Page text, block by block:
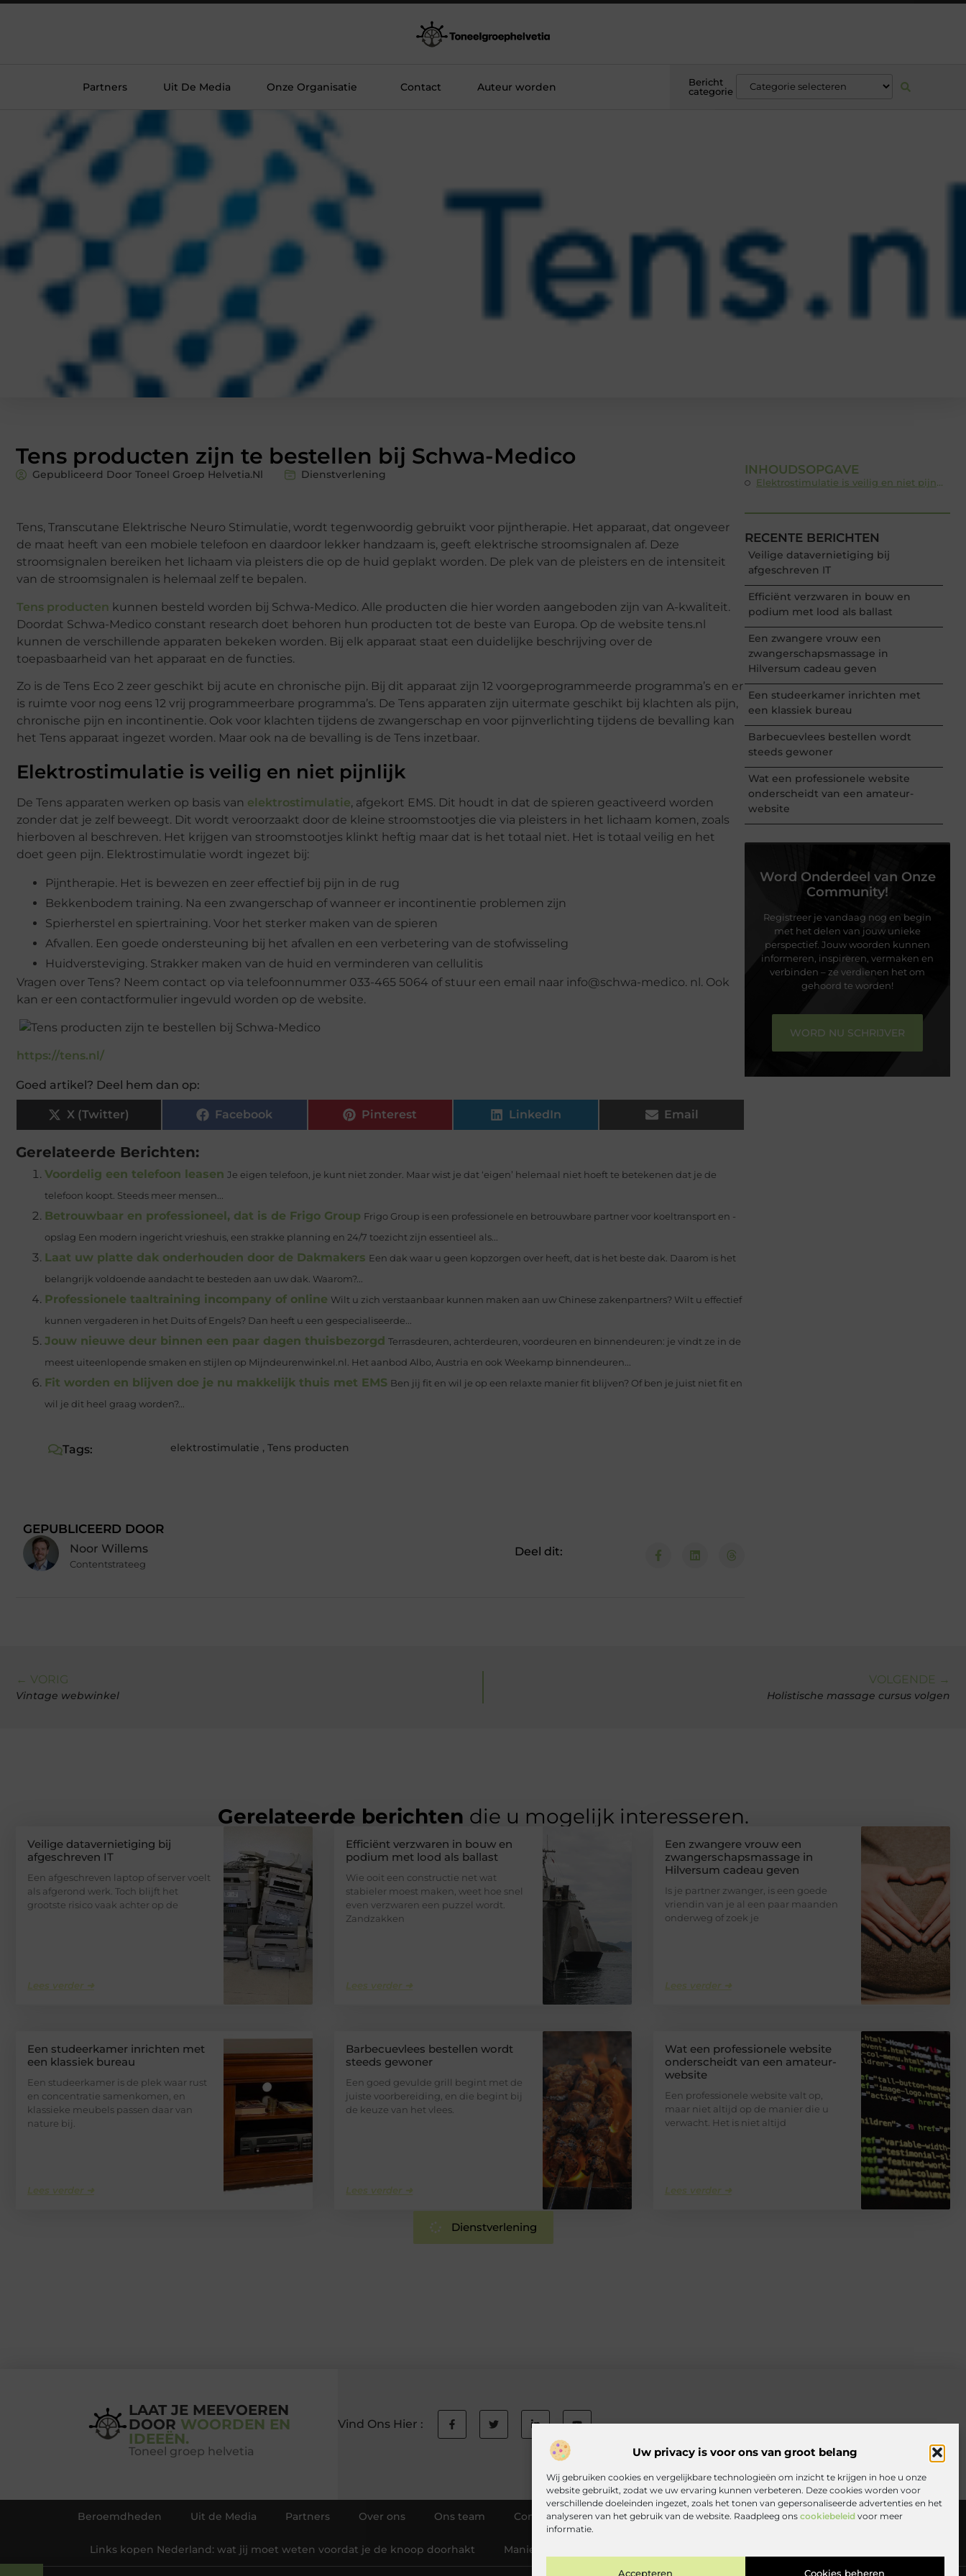
Uw privacy is voor ons van groot belang
Wij gebruiken cookies en vergelijkbare technologieën om inzicht te krijgen in hoe u onze
website gebruikt, zodat we uw ervaring kunnen verbeteren. Deze cookies worden voor
verschillende doeleinden ingezet, zoals het tonen van gepersonaliseerde advertenties en het
analyseren van het gebruik van de website. Raadpleeg ons cookiebeleid voor meer
informatie.
Accepteren Cookies beheren
Partners Uit De Media Onze Organisatie Contact Auteur worden
Bericht
categorie
Tens producten zijn te bestellen bij Schwa-Medico
Gepubliceerd Door Toneel Groep Helvetia.nl Dienstverlening
Tens, Transcutane Elektrische Neuro Stimulatie, wordt tegenwoordig gebruikt voor pijntherapie. Het apparaat, dat ongeveer
de maat heeft van een mobiele telefoon en daardoor lekker handzaam is, geeft elektrische stroomsignalen af. Deze
stroomsignalen bereiken het lichaam via pleisters die op de huid geplakt worden. De plek van de pleisters en de intensiteit
van de stroomsignalen is helemaal zelf te bepalen.
Tens producten kunnen besteld worden bij Schwa-Medico. Alle producten die hier worden aangeboden zijn van A-kwaliteit.
Doordat Schwa-Medico constant research doet behoren hun producten tot de beste van Europa. Op de website tens.nl
kunnen de verschillende apparaten bekeken worden. Bij elk apparaat staat een duidelijke beschrijving over de
toepasbaarheid van het apparaat en de functies.
Zo is de Tens Eco 2 zeer geschikt bij acute en chronische pijn. Bij dit apparaat zijn 12 voorgeprogrammeerde programma’s en er
is ruimte voor nog eens 12 vrij programmeerbare programma’s. De Tens apparaten zijn uitermate geschikt bij klachten als pijn,
chronische pijn en incontinentie. Ook voor klachten tijdens de zwangerschap en voor pijnverlichting tijdens de bevalling kan
het Tens apparaat ingezet worden. Maar ook na de bevalling is de Tens inzetbaar.
Elektrostimulatie is veilig en niet pijnlijk
De Tens apparaten werken op basis van elektrostimulatie, afgekort EMS. Dit houdt in dat de spieren geactiveerd worden
zonder dat je zelf beweegt. Dit wordt veroorzaakt door de kleine stroomstootjes die via pleisters in het lichaam komen, zoals
hierboven al beschreven. Het krijgen van stroomstootjes klinkt heftig maar dat is het totaal niet. Het is totaal veilig en het
doet geen pijn. Elektrostimulatie wordt ingezet bij:
Pijntherapie. Het is bewezen en zeer effectief bij pijn in de rug
Bekkenbodem training. Na een zwangerschap of wanneer er incontinentie problemen zijn
Spierherstel en spiertraining. Voor het sterker maken van de spieren
Afvallen. Een goede ondersteuning bij het afvallen en een verbetering van de stofwisseling
Huidversteviging. Strakker maken van de huid en verminderen van cellulitis
Vragen over Tens? Neem contact op via telefoonnummer 033-465 5064 of stuur een email naar info@schwa-medico. nl. Ook
kan er een contactformulier ingevuld worden op de website.
https://tens.nl/
Goed artikel? Deel hem dan op:
X (Twitter) Facebook Pinterest LinkedIn Email
Gerelateerde Berichten:
Voordelig een telefoon leasen Je eigen telefoon, je kunt niet zonder. Maar wist je dat ‘eigen’ helemaal niet hoeft te betekenen dat je de
telefoon koopt. Steeds meer mensen...
Betrouwbaar en professioneel, dat is de Frigo Group Frigo Group is een professionele en betrouwbare partner voor koeltransport en -
opslag Een modern ingericht vrieshuis, een strakke planning en 24/7 toezicht zijn essentieel als...
Laat uw platte dak onderhouden door de Dakmakers Een dak waar u geen kopzorgen over heeft, dat is het beste dak. Daarom is het
belangrijk voldoende aandacht te besteden aan uw dak. Waarom?...
Professionele taaltraining incompany of online Wilt u zich verstaanbaar kunnen maken aan uw Chinese zakenpartners? Wilt u effectief
kunnen vergaderen in het Duits of Engels? Dan heeft u een gespecialiseerde...
Jouw nieuwe deur binnen een paar dagen thuisbezorgd Terrasdeuren, achterdeuren, voordeuren en binnendeuren: je vindt ze in de
meest uiteenlopende smaken en stijlen op Mijndeurenwinkel.nl. Het aanbod Albo, Austria en ook Weekamp binnendeuren...
Fit worden en blijven doe je nu makkelijk thuis met EMS Ben jij fit en wil je op een relaxte manier fit blijven? Of ben je juist niet fit en
wil je dit heel graag worden?...
Tags: elektrostimulatie , Tens producten
GEPUBLICEERD DOOR
Noor Willems
Contentstrateeg
Deel dit:
INHOUDSOPGAVE
Elektrostimulatie is veilig en niet pijnlijk
RECENTE BERICHTEN
Veilige datavernietiging bij
afgeschreven IT
Efficiënt verzwaren in bouw en
podium met lood als ballast
Een zwangere vrouw een
zwangerschapsmassage in
Hilversum cadeau geven
Een studeerkamer inrichten met
een klassiek bureau
Barbecuevlees bestellen wordt
steeds gewoner
Wat een professionele website
onderscheidt van een amateur-
website
Word Onderdeel van Onze
Community!
Registreer je vandaag nog en begin
met het delen van jouw unieke
perspectief. Jouw woorden kunnen
informeren, inspireren, vermaken en
verbinden – ze verdienen het om
gehoord te worden!
WORD NU SCHRIJVER
← VORIG
Vintage webwinkel
VOLGENDE →
Holistische massage cursus volgen
Gerelateerde berichten die u mogelijk interesseren.
Veilige datavernietiging bij
afgeschreven IT
Een afgeschreven laptop of server voelt
als afgerond werk. Toch blijft het
grootste risico vaak achter op de
Lees verder ➜
Efficiënt verzwaren in bouw en
podium met lood als ballast
Wie ooit een constructie net wat
stabieler moest maken, weet hoe snel
even verzwaren een puzzel wordt.
Zandzakken
Lees verder ➜
Een zwangere vrouw een
zwangerschapsmassage in
Hilversum cadeau geven
Is je partner zwanger, is een goede
vriendin van je al een paar maanden
onderweg of zoek je
Lees verder ➜
Een studeerkamer inrichten met
een klassiek bureau
Een studeerkamer is de plek waar rust
en concentratie samenkomen, en
klassieke meubels passen daar van
nature bij.
Lees verder ➜
Barbecuevlees bestellen wordt
steeds gewoner
Een goed gevulde grill begint met de
juiste voorbereiding, en die begint bij
de keuze van het vlees.
Lees verder ➜
Wat een professionele website
onderscheidt van een amateur-
website
Een professionele website valt op,
maar niet altijd op de manier die u
verwacht. Het is niet altijd
Lees verder ➜
Dienstverlening
LAAT JE MEEVOEREN
DOOR WOORDEN EN
IDEEËN.
Toneel groep helvetia
Vind Ons Hier :
Beroemdheden Uit de Media Partners Over ons Ons team Contact Auteur worden Website index Cookiebeleid (EU)
Links kopen Nederland: wat jij moet weten voordat je de knoop doorhakt Manieren om geld te verdienen met jouw website: zo haal je er alles uit